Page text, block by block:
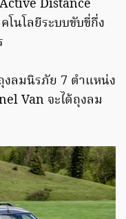
Distance
โนโลยีระบบขับขี่กึ่ง
งลมนิรภัย 7 ตำแหน่ง
Van จะได้ถุงลม